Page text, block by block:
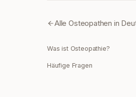
Alle Osteopathen in
Was ist Osteopathie?
Häufige Fragen